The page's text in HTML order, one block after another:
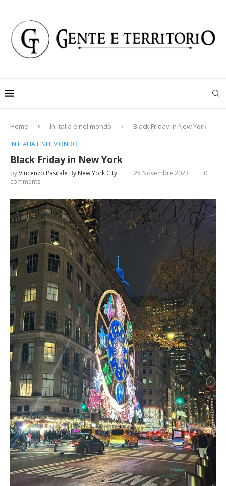
Home In Italia e nel mondo Black Friday in New York
IN ITALIA E NEL MONDO
Black Friday in New York
byVincenzo Pascale By New York City. 25 Novembre 2023
0
comments